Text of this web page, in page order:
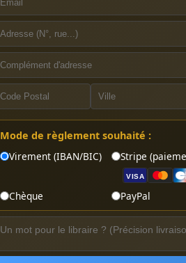
Mode de règlement souhaité :
Virement (IBAN/BIC)
Stripe
VISA
Chèque PayPal